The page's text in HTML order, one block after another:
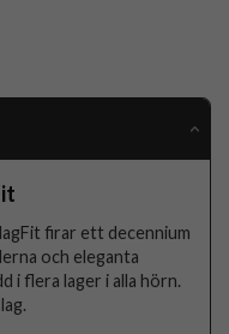
firar ett decennium
och eleganta
i flera lager i alla hörn.